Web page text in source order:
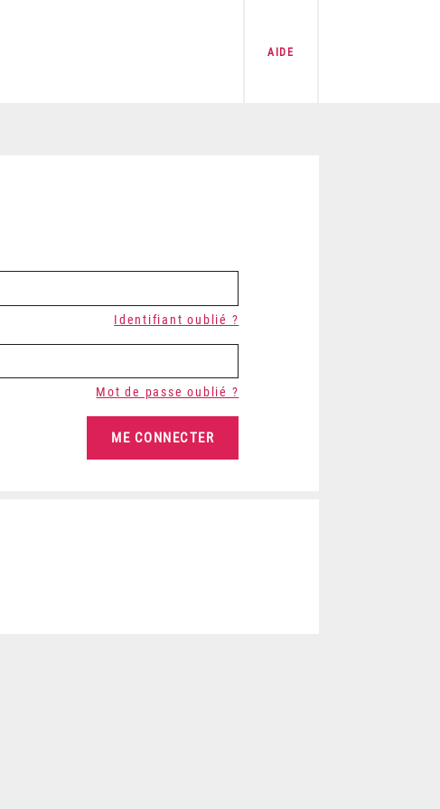
AIDE
Identifiant oublié ?
Mot de passe oublié ?